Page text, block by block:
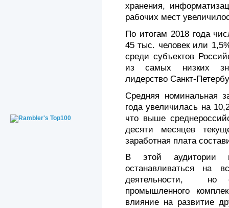
хранения,
рабочих мест
По итогам 2018 года
45 тыс. человек или
среди субъектов
из самых низких
лидерство Санкт-
Средняя номинальная
года увеличилась на
что выше
десяти месяцев
заработная плата
В этой аудитории
останавливаться на
деятельности, но
промышленного
влияние на развитие